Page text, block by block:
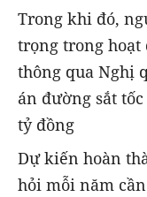
Trong khi đó,
trọng trong hoạt
thông qua Nghị
án đường sắt
tỷ đồng
Dự kiến hoàn
hỏi mỗi năm